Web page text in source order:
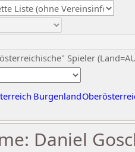
Spieler
Burgenland
Daniel